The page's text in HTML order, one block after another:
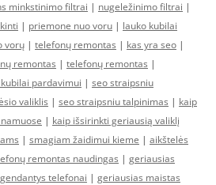
minkstinimo filtrai | nugeležinimo filtrai |
| priemone nuo voru | lauko kubilai
vorų | telefonų remontas | kas yra seo |
remontas | telefonų remontas |
pardavimui | seo straipsniu
valiklis | seo straipsniu talpinimas | kaip
| kaip išsirinkti geriausią valiklį
| smagiam žaidimui kieme | aikštelės
remontas naudingas | geriausias
telefonai | geriausias maistas